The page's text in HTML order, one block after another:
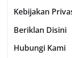
Kebijakan
Beriklan Disini
Hubungi Kami